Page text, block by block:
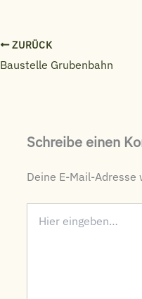
ZURÜCK
Baustelle Grubenbahn
Schreibe einen
Deine E-Mail-
eingeben…